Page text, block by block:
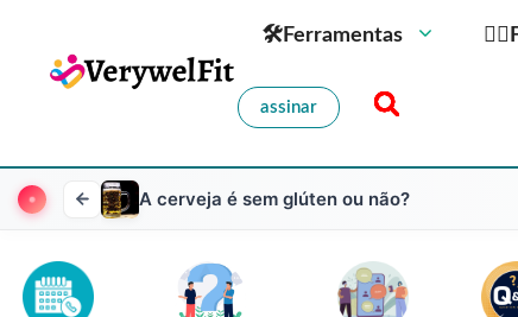
🛠Ferramentas
assinar
A cerveja é sem glúten ou não?